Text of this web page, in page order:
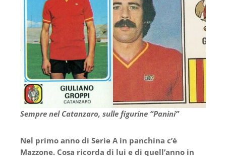
Sempre nel Catanzaro, sulle figurine “Panini”
Nel primo anno di Serie A in panchina c’è
Mazzone. Cosa ricorda di lui e di quell’anno in